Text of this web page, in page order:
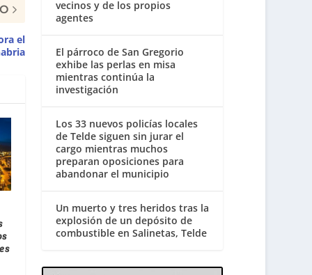
el
vecinos y de los propios
agentes
El párroco de San Gregorio
exhibe las perlas en misa
mientras continúa la
investigación
Los 33 nuevos policías locales
de Telde siguen sin jurar el
cargo mientras muchos
preparan oposiciones para
abandonar el municipio
Un muerto y tres heridos tras la
explosión de un depósito de
combustible en Salinetas, Telde